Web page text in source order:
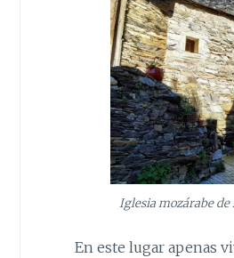
Iglesia mozárabe de
En este lugar apenas